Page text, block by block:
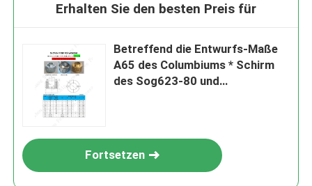
Erhalten Sie den besten Preis für
Betreffend die Entwurfs-Maße
A65 des Columbiums * Schirm
des Sog623-80 und
Fortsetzen